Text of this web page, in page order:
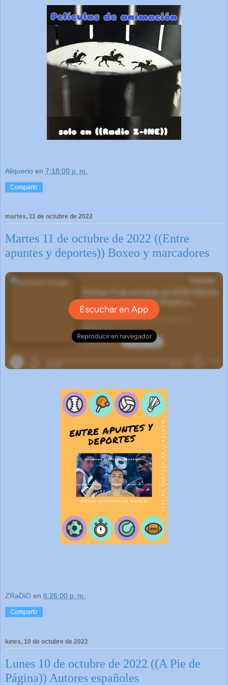
Aliquerio en 7:18:00 p. m.
Compartir
martes, 11 de octubre de 2022
Martes 11 de octubre de 2022 ((Entre
apuntes y deportes)) Boxeo y marcadores
ZRaDiO en 6:26:00 p. m.
Compartir
lunes, 10 de octubre de 2022
Lunes 10 de octubre de 2022 ((A Pie de
Página)) Autores españoles